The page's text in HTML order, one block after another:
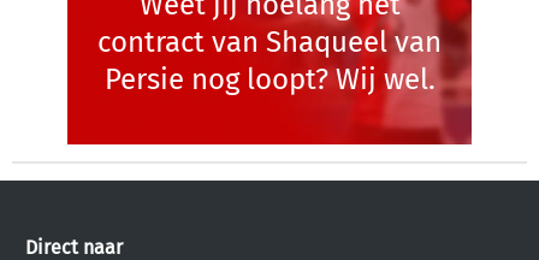
contract van Shaqueel van
Persie nog loopt? Wij wel.
Direct naar